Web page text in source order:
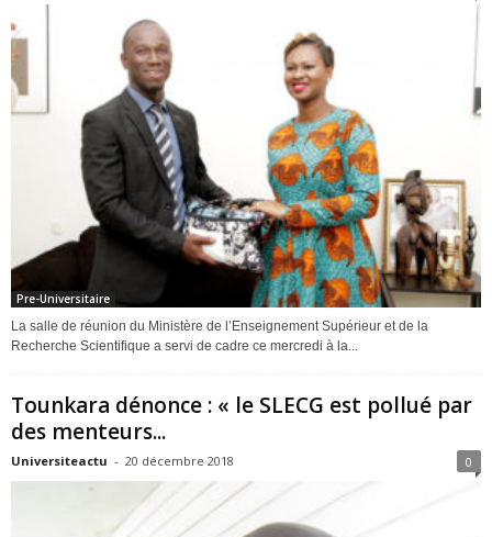
Pre-Universitaire
La salle de réunion du Ministère de l’Enseignement Supérieur et de la
Recherche Scientifique a servi de cadre ce mercredi à la...
Tounkara dénonce : « le SLECG est pollué par
des menteurs...
Universiteactu - 20 décembre 2018 0